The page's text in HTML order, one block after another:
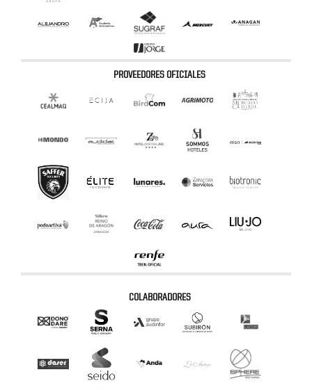
PROVEEDORES OFICIALES
COLABORADORES